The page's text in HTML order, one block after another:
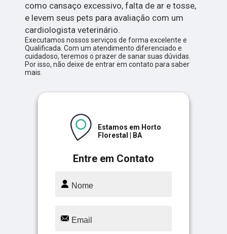
como cansaço excessivo, falta de ar e tosse,
e levem seus pets para avaliação com um
cardiologista veterinário.
Executamos nossos serviços de forma excelente e
Qualificada. Com um atendimento diferenciado e
cuidadoso, teremos o prazer de sanar suas dúvidas.
Por isso, não deixe de entrar em contato para saber
mais.
Entre em Contato
Estamos em Horto
Florestal | BA